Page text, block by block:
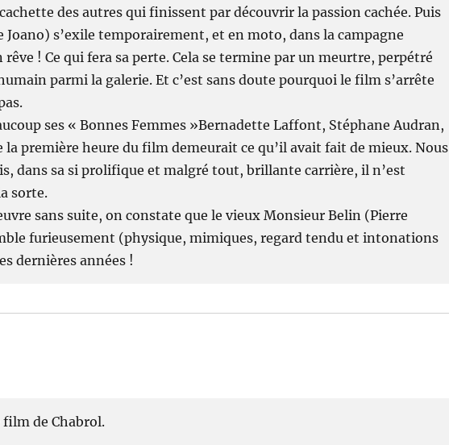
des autres qui finissent par découvrir la passion cachée. Puis
s’exile temporairement, et en moto, dans la campagne
! Ce qui fera sa perte. Cela se termine par un meurtre, perpétré
parmi la galerie. Et c’est sans doute pourquoi le film s’arrête
ses « Bonnes Femmes »Bernadette Laffont, Stéphane Audran,
première heure du film demeurait ce qu’il avait fait de mieux. Nous
dans sa si prolifique et malgré tout, brillante carrière, il n’est
sorte.
sans suite, on constate que le vieux Monsieur Belin (Pierre
furieusement (physique, mimiques, regard tendu et intonations
dernières années !
de Chabrol.